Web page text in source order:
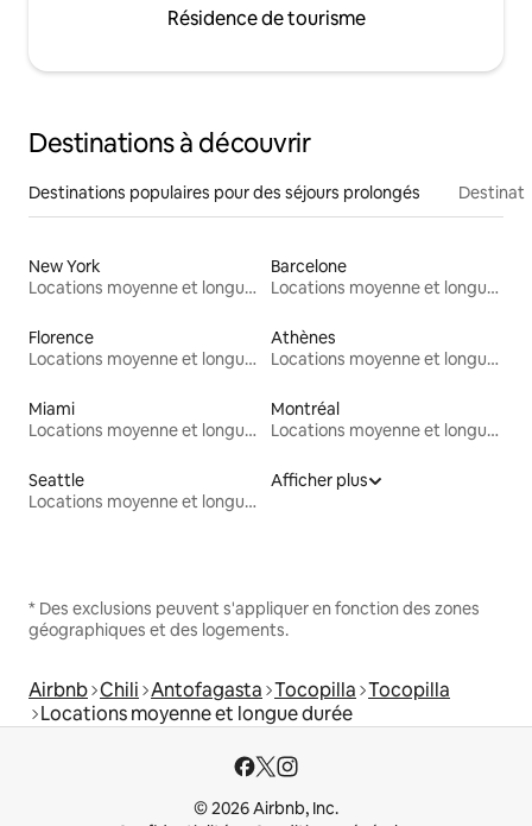
Résidence de tourisme
Destinations à découvrir
Destinations populaires pour des séjours prolongés
New York
Locations moyenne et longue durée
Barcelone
Locations moyenne et longue durée
Florence
Locations moyenne et longue durée
Athènes
Locations moyenne et longue durée
Miami
Locations moyenne et longue durée
Montréal
Locations moyenne et longue durée
Seattle
Locations moyenne et longue durée
Afficher plus
* Des exclusions peuvent s'appliquer en fonction des zones
géographiques et des logements.
Airbnb Chili Antofagasta Tocopilla Tocopilla
Locations moyenne et longue durée
© 2026 Airbnb, Inc.